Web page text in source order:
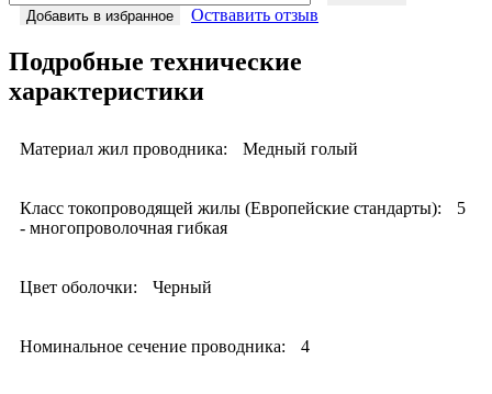
Добавить в избранное
Оствавить отзыв
Подробные технические
характеристики
Материал жил проводника: Медный голый
Класс токопроводящей жилы (Европейские стандарты):
5
- многопроволочная гибкая
Цвет оболочки: Черный
Номинальное сечение проводника: 4